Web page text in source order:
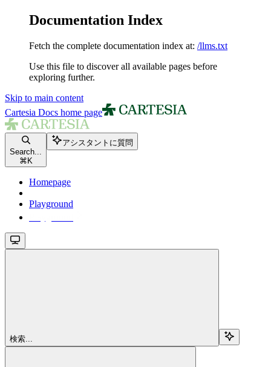
Documentation Index
Fetch the complete documentation index at: /llms.txt
Use this file to discover all available pages before
exploring further.
Skip to main content
Cartesia Docs home page
Search...
⌘ K
アシスタントに質問
Homepage
Playground
検索...